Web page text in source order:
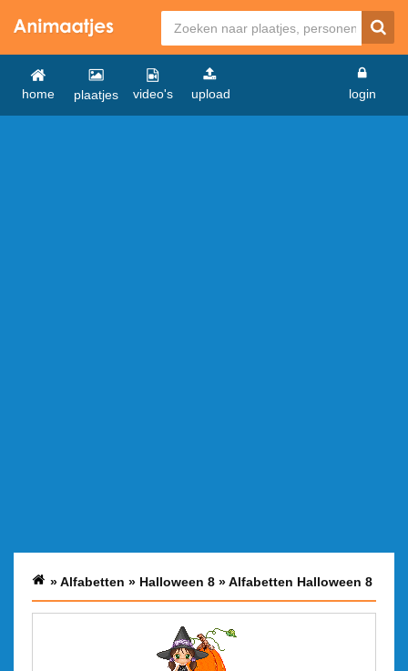
home plaatjes video's upload login
»Alfabetten » Halloween 8 »Alfabetten Halloween 8